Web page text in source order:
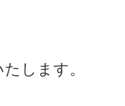
します。